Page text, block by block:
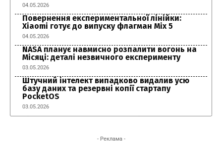
04.05.2026
Повернення експериментальної лінійки:
Xiaomi готує до випуску флагман Mix 5
04.05.2026
NASA планує навмисно розпалити вогонь на
Місяці: деталі незвичного експерименту
03.05.2026
Штучний інтелект випадково видалив усю
базу даних та резервні копії стартапу
PocketOS
03.05.2026
- Реклама -